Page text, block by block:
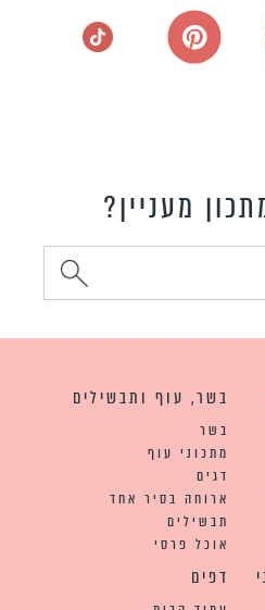
מעניין?
בשר, עוף ותבשילים
בשר
מתכוני עוף
דגים
ארוחה בסיר אחד
תבשילים
אוכל פרסי
דפים